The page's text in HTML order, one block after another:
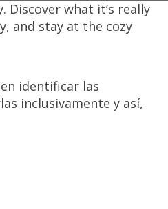
Discover what it’s really
and stay at the cozy
identificar las
inclusivamente y así,